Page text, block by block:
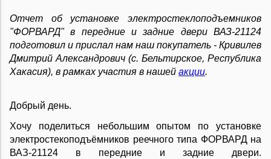
Отчет об установке электростеклоподъемников
"ФОРВАРД" в передние и задние двери ВАЗ-21124
подготовил и прислал нам наш покупатель - Кривилев
Дмитрий Александрович (с. Бельтирское, Республика
Хакасия), в рамках участия в нашей акции.
Добрый день.
Хочу поделиться небольшим опытом по установке
электростекоподъёмников реечного типа ФОРВАРД на
ВАЗ-21124 в передние и задние двери.